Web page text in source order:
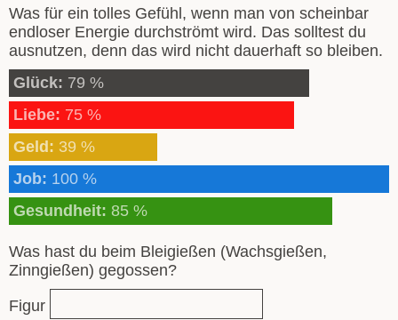
Was für ein tolles Gefühl, wenn man von scheinbar
endloser Energie durchströmt wird. Das solltest du
ausnutzen, denn das wird nicht dauerhaft so bleiben.
Glück: 79 %
Liebe: 75 %
Geld: 39 %
Job: 100 %
Gesundheit: 85 %
Was hast du beim Bleigießen (Wachsgießen,
Zinngießen) gegossen?
Figur